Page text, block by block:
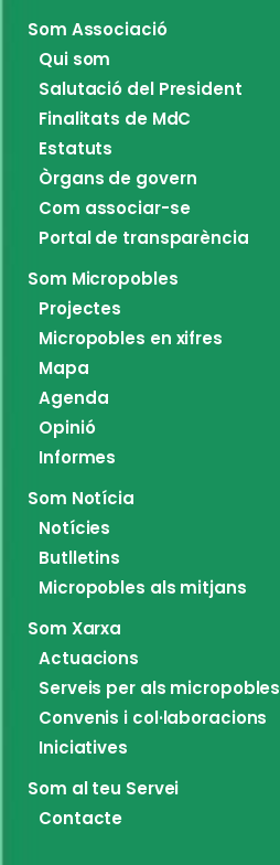
Som Associació
Qui som
Salutació del President
Finalitats de MdC
Estatuts
Òrgans de govern
Com associar-se
Portal de transparència
Som Micropobles
Projectes
Micropobles en xifres
Mapa
Agenda
Opinió
Informes
Som Notícia
Notícies
Butlletins
Micropobles als mitjans
Som Xarxa
Actuacions
Serveis per als micropobles
Convenis i col·laboracions
Iniciatives
Som al teu Servei
Contacte